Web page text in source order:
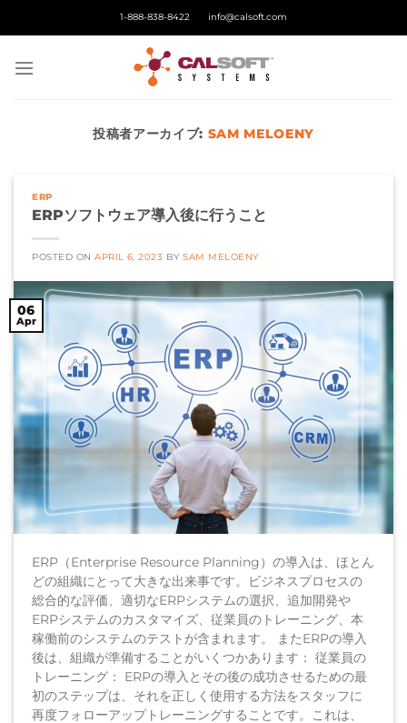
1-888-838-8422 info@calsoft.com
投稿者アーカイブ: SAM MELOENY
ERP
ERPソフトウェア導入後に行うこと
POSTED ONAPRIL 6, 2023 BYSAM MELOENY
06
Apr
ERP（Enterprise Resource Planning）の導入は、ほとん
どの組織にとって大きな出来事です。ビジネスプロセスの
総合的な評価、適切なERPシステムの選択、追加開発や
ERPシステムのカスタマイズ、従業員のトレーニング、本
稼働前のシステムのテストが含まれます。 またERPの導入
後は、組織が準備することがいくつかあります： 従業員の
トレーニング： ERPの導入とその後の成功させるための最
初のステップは、それを正しく使用する方法をスタッフに
再度フォローアップトレーニングすることです。これは、